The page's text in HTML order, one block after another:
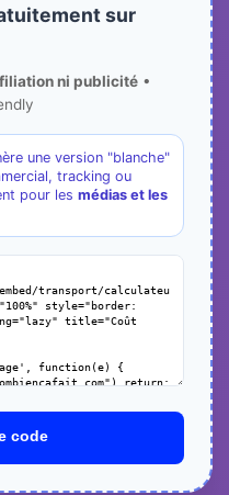
sur
ni publicité •
une version "blanche"
tracking ou
pour les médias et les
code